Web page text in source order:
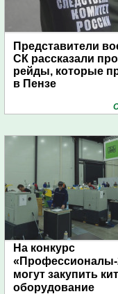
Представители
СК рассказали про
рейды, которые
в Пензе
На конкурс
«Профессионалы-
могут закупить
оборудование